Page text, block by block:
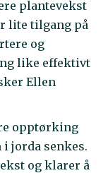
plantevekst
lite tilgang på
og
like effektivt
Ellen
opptørking
jorda senkes.
og klarer å